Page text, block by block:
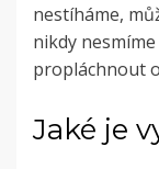
nestíháme,
nikdy
propláchnout
Jaké je